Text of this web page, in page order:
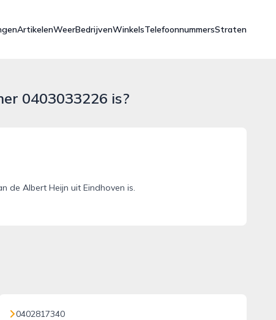
ArtikelenWeerBedrijvenWinkelsTelefoonnummersStraten
0403033226 is?
de Albert Heijn uit Eindhoven is.
0402817340